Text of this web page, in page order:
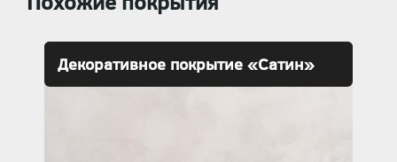
Декоративное покрытие «Сатин»